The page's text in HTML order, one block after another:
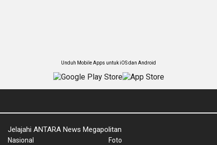
Unduh Mobile Apps untuk iOS dan Android
Jelajahi ANTARA News Megapolitan
Nasional
Foto